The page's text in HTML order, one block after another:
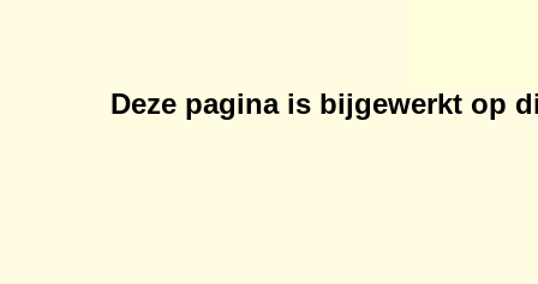
Deze pagina is bijgewerkt op